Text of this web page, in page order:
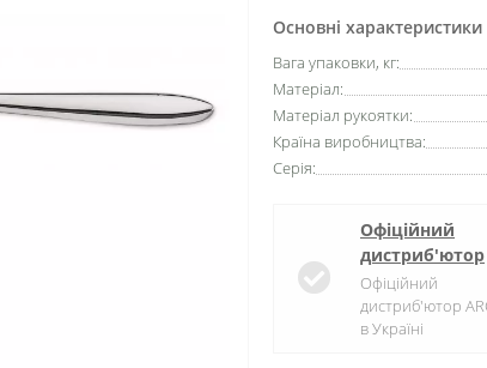
Основні характеристики
Вага упаковки, кг:
Матеріал:
Матеріал рукоятки:
Країна виробництва:
Серія:
Офіційний
дистриб'ютор
Офіційний
дистриб'ютор
в Україні